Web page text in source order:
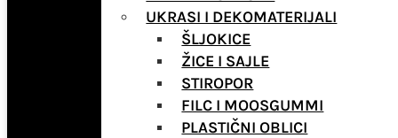
UKRASI I DEKOMATERIJALI
ŠLJOKICE
ŽICE I SAJLE
STIROPOR
FILC I MOOSGUMMI
PLASTIČNI OBLICI